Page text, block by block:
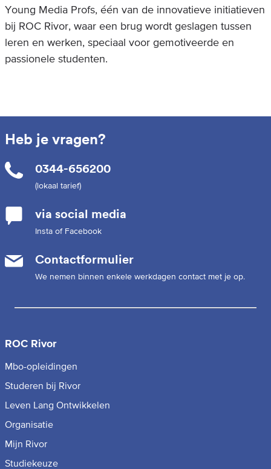
Young Media Profs, één van de innovatieve initiatieven
bij ROC Rivor, waar een brug wordt geslagen tussen
leren en werken, speciaal voor gemotiveerde en
passionele studenten.
Heb je vragen?
0344-656200
(lokaal tarief)
via social media
Insta of Facebook
Contactformulier
We nemen binnen enkele werkdagen contact met je op.
ROC Rivor
Mbo-opleidingen
Studeren bij Rivor
Leven Lang Ontwikkelen
Organisatie
Mijn Rivor
Studiekeuze